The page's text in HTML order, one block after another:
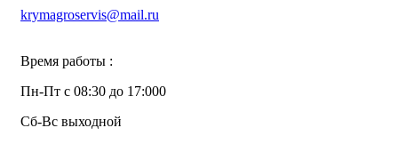
krymagroservis@mail.ru
Время работы :
Пн-Пт с 08:30 до 17:000
Сб-Вс выходной